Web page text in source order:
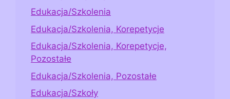
Edukacja/Szkolenia
Edukacja/Szkolenia, Korepetycje
Edukacja/Szkolenia, Korepetycje,
Pozostałe
Edukacja/Szkolenia, Pozostałe
Edukacja/Szkoły